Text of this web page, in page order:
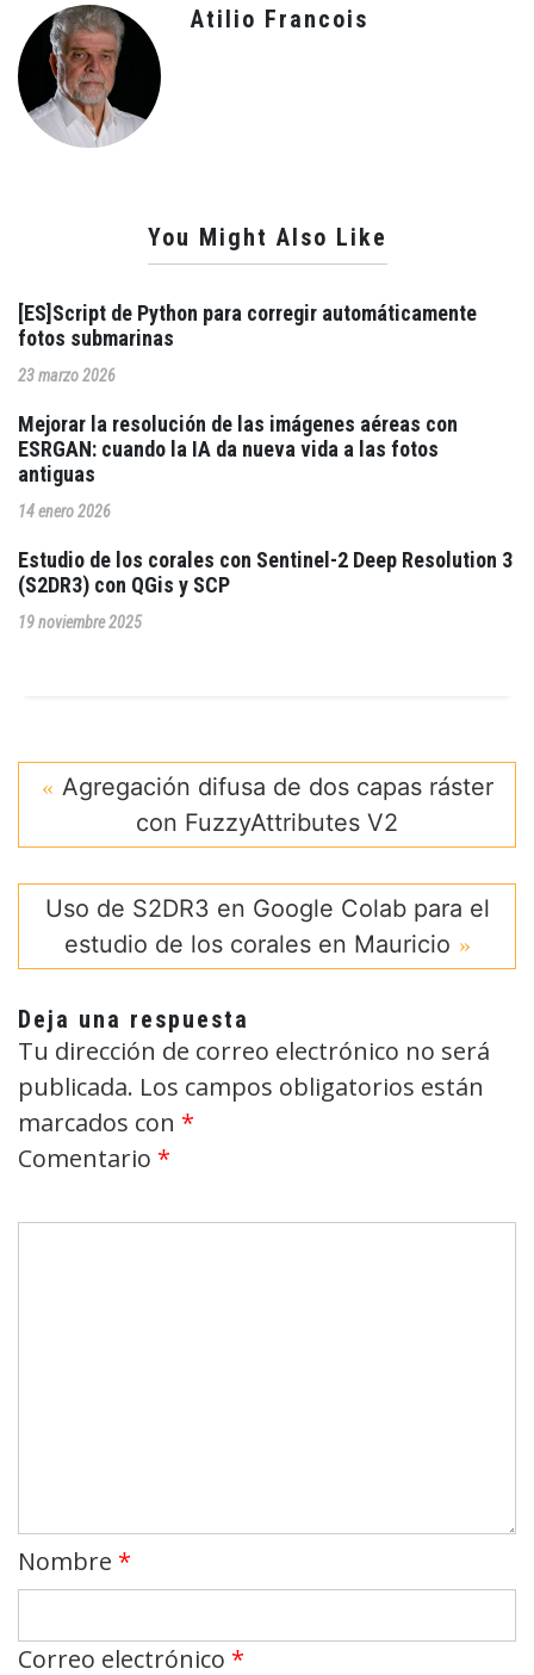
Atilio Francois
You Might Also Like
[ES]Script de Python para corregir automáticamente
fotos submarinas
23 marzo 2026
Mejorar la resolución de las imágenes aéreas con
ESRGAN: cuando la IA da nueva vida a las fotos
antiguas
14 enero 2026
Estudio de los corales con Sentinel-2 Deep Resolution 3
(S2DR3) con QGis y SCP
19 noviembre 2025
Agregación difusa de dos capas ráster
con FuzzyAttributes V2
Uso de S2DR3 en Google Colab para el
estudio de los corales en Mauricio
Deja una respuesta
Tu dirección de correo electrónico no será
publicada. Los campos obligatorios están
marcados con *
Comentario *
Nombre *
Correo electrónico *